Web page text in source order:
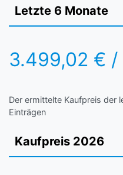
Letzte 6 Monate
3.499,02 € /
Der ermittelte Kaufpreis der
Einträgen
Kaufpreis 2026